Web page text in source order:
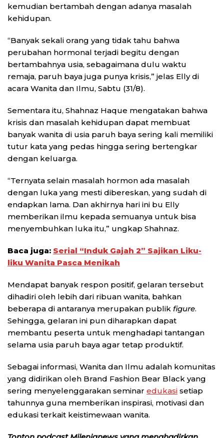
kemudian bertambah dengan adanya masalah
kehidupan.
“Banyak sekali orang yang tidak tahu bahwa
perubahan hormonal terjadi begitu dengan
bertambahnya usia, sebagaimana dulu waktu
remaja, paruh baya juga punya krisis,” jelas Elly di
acara Wanita dan Ilmu, Sabtu (31/8).
Sementara itu, Shahnaz Haque mengatakan bahwa
krisis dan masalah kehidupan dapat membuat
banyak wanita di usia paruh baya sering kali memiliki
tutur kata yang pedas hingga sering bertengkar
dengan keluarga.
“Ternyata selain masalah hormon ada masalah
dengan luka yang mesti dibereskan, yang sudah di
endapkan lama. Dan akhirnya hari ini bu Elly
memberikan ilmu kepada semuanya untuk bisa
menyembuhkan luka itu,” ungkap Shahnaz.
Baca juga: Serial “Induk Gajah 2” Sajikan Liku-
liku Wanita Pasca Menikah
Mendapat banyak respon positif, gelaran tersebut
dihadiri oleh lebih dari ribuan wanita, bahkan
beberapa di antaranya merupakan publik figure.
Sehingga, gelaran ini pun diharapkan dapat
membantu peserta untuk menghadapi tantangan
selama usia paruh baya agar tetap produktif.
Sebagai informasi, Wanita dan Ilmu adalah komunitas
yang didirikan oleh Brand Fashion Bear Black yang
sering menyelenggarakan seminar edukasi setiap
tahunnya guna memberikan inspirasi, motivasi dan
edukasi terkait keistimewaan wanita.